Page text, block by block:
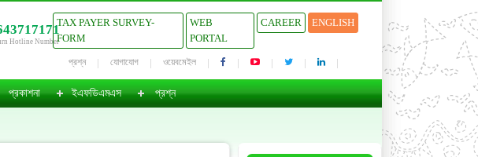
Hotline Number
TAX PAYER SURVEY-
FORM
WEB
PORTAL
CAREER ENGLISH
প্রশ্ন যোগাযোগ ওয়েবমেইল
প্রকাশনা ইএফডিএমএস প্রশ্ন